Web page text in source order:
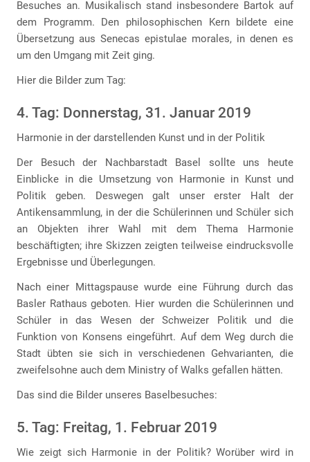
Besuches an. Musikalisch stand insbesondere Bartok auf
dem Programm. Den philosophischen Kern bildete eine
Übersetzung aus Senecas epistulae morales, in denen es
um den Umgang mit Zeit ging.
Hier die Bilder zum Tag:
4. Tag: Donnerstag, 31. Januar 2019
Harmonie in der darstellenden Kunst und in der Politik
Der Besuch der Nachbarstadt Basel sollte uns heute
Einblicke in die Umsetzung von Harmonie in Kunst und
Politik geben. Deswegen galt unser erster Halt der
Antikensammlung, in der die Schülerinnen und Schüler sich
an Objekten ihrer Wahl mit dem Thema Harmonie
beschäftigten; ihre Skizzen zeigten teilweise eindrucksvolle
Ergebnisse und Überlegungen.
Nach einer Mittagspause wurde eine Führung durch das
Basler Rathaus geboten. Hier wurden die Schülerinnen und
Schüler in das Wesen der Schweizer Politik und die
Funktion von Konsens eingeführt. Auf dem Weg durch die
Stadt übten sie sich in verschiedenen Gehvarianten, die
zweifelsohne auch dem Ministry of Walks gefallen hätten.
Das sind die Bilder unseres Baselbesuches:
5. Tag: Freitag, 1. Februar 2019
Wie zeigt sich Harmonie in der Politik? Worüber wird in